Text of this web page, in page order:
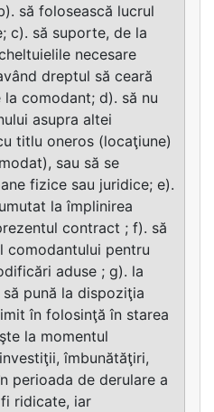
să folosească lucrul
c). să suporte, de la
necesare
dreptul să ceară
comodant; d). să nu
asupra altei
titlu oneros (locaţiune)
sau să se
fizice sau juridice; e).
la împlinirea
contract ; f). să
comodantului pentru
aduse ; g). la
pună la dispoziţia
în folosinţă în starea
la momentul
îmbunătăţiri,
perioada de derulare a
ridicate, iar